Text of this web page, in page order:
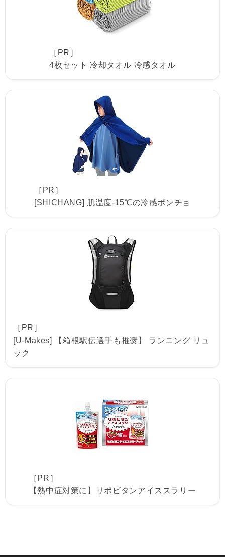
［PR］
4枚セット 冷却タオル 冷感タオル
［PR］
[SHICHANG] 肌温度-15℃の冷感ポンチョ
［PR］
[U-Makes] 【箱根駅伝選手も推奨】 ランニング リュ
ック
［PR］
【熱中症対策に】リポビタンアイススラリー